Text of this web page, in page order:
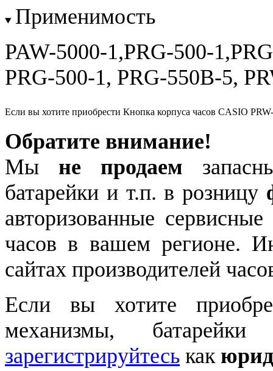
Применимость
PAW-5000-1,PRG-500-
PRG-500-1, PRG-550B-5,
Если вы хотите приобрести Кнопка корпуса часов CASIO
Обратите внимание!
Мы не продаем
батарейки и т.п. в розницу
авторизованные
часов в вашем регионе.
сайтах производителей
Если вы хотите
механизмы,
зарегистрируйтесь как